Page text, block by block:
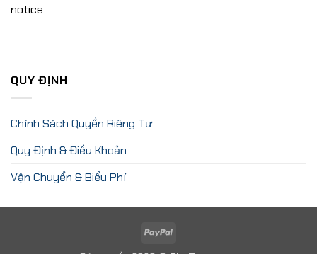
notice
QUY ĐỊNH
Chính Sách Quyền Riêng Tư
Quy Định & Điều Khoản
Vận Chuyển & Biểu Phí
PayPal